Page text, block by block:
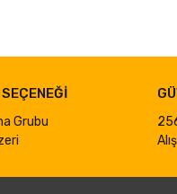
bilgiler bulunuyor.
daha pahalı.
Grubu